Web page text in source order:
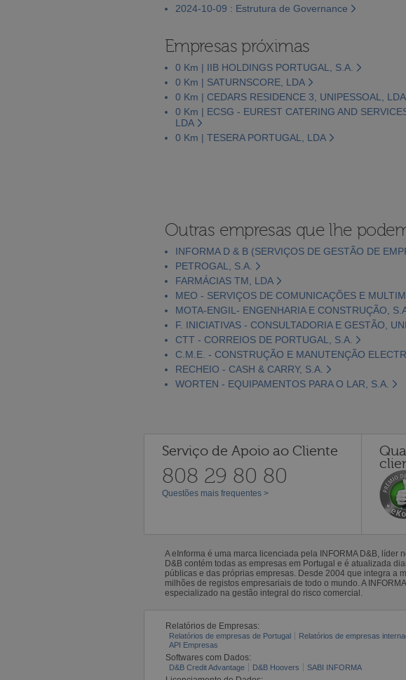
2024-10-09 : Estrutura de Governance
Empresas próximas
0 Km | IIB HOLDINGS PORTUGAL, S.A.
0 Km | SATURNSCORE, LDA
0 Km | CEDARS RESIDENCE 3, UNIPESSOAL, LDA
0 Km | ECSG - EUREST CATERING AND
LDA
0 Km | TESERA PORTUGAL, LDA
Outras empresas que lhe
INFORMA D & B (SERVIÇOS DE GESTÃO DE
PETROGAL, S.A.
FARMÁCIAS TM, LDA
MEO - SERVIÇOS DE COMUNICAÇÕES E
MOTA-ENGIL- ENGENHARIA E CONSTRUÇÃO,
F. INICIATIVAS - CONSULTADORIA E GESTÃO,
CTT - CORREIOS DE PORTUGAL, S.A.
C.M.E. - CONSTRUÇÃO E MANUTENÇÃO
RECHEIO - CASH & CARRY, S.A.
WORTEN - EQUIPAMENTOS PARA O LAR, S.A.
Serviço de Apoio ao Cliente
808 29 80 80
Questões mais frequentes >
A eInforma é uma marca licenciada pela INFORMA D&B, líder
D&B contém todas as empresas em Portugal e é atualizada
públicas e das próprias empresas. Desde 2004 que integra a
milhões de registos empresariais de todo o mundo. A
especializado na gestão integral do risco comercial.
Relatórios de Empresas:
Relatórios de empresas de Portugal Relatórios de empresas
API Empresas
Softwares com Dados:
D&B Credit Advantage D&B Hoovers SABI INFORMA